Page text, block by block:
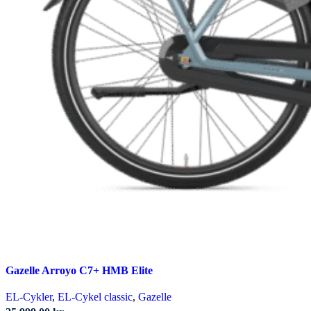
Gazelle Arroyo C7+ HMB Elite
EL-Cykler, EL-Cykel classic, Gazelle